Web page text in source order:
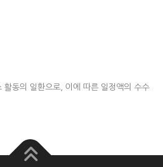
활동의 일환으로, 이에 따른 일정액의 수수